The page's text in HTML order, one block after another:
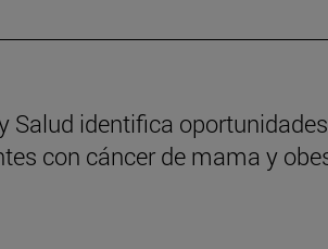
Salud identifica oportunidades
con cáncer de mama y